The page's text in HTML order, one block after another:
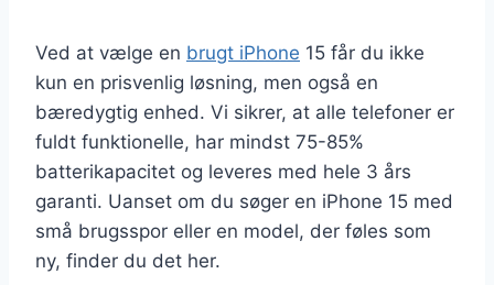
Ved at vælge en brugt iPhone 15 får du ikke
kun en prisvenlig løsning, men også en
bæredygtig enhed. Vi sikrer, at alle telefoner er
fuldt funktionelle, har mindst 75-85%
batterikapacitet og leveres med hele 3 års
garanti. Uanset om du søger en iPhone 15 med
små brugsspor eller en model, der føles som
ny, finder du det her.